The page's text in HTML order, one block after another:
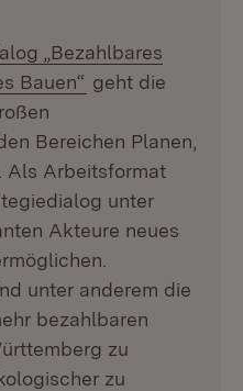
„Bezahlbares
Bauen“ (Öffnet in
geht die
Bereichen Planen,
Als Arbeitsformat
unter
Akteure neues
unter anderem die
bezahlbaren
zu
zu